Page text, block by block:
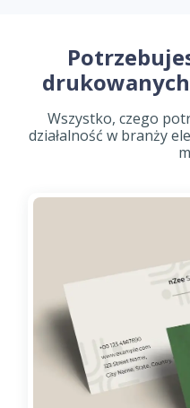
Wszystko, czego
działalność w branży